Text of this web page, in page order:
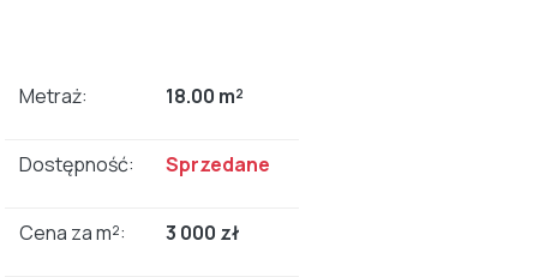
Metraż: 18.00 m²
Dostępność: Sprzedane
Cena za m²: 3 000 zł